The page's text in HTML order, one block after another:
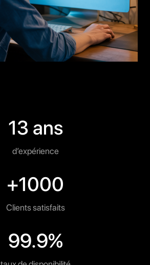
13 ans
d’expérience
+1000
Clients satisfaits
99.9%